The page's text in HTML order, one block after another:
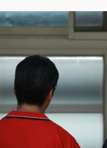
增加董事人數！辜仲諒向
展第2檔！今線上預約開
圖利渡假村！東檢抗告成功
中颱白海豚雨彈轟3天 「紅